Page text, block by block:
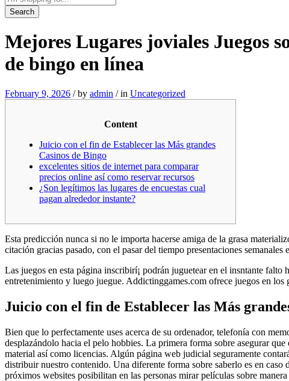
Search
Mejores Lugares joviales Juegos
de bingo en línea
February 9, 2026 /by admin /in Uncategorized
Content
Juicio con el fin de Establecer las Más grandes
Casinos de Bingo
excelentes sitios de internet para comparar
precios online así­ como reservar recursos
¿Son legítimos las lugares de encuestas cual
pagan alrededor instante?
Esta predicción nunca si no le importa hacerse amiga de la grasa
citación gracias pasado, con el pasar del tiempo presentaciones semanales
Las juegos en esta página inscribirí¡ podrán juguetear en el insntante
entretenimiento y luego juegue. Addictinggames.com ofrece juegos en
Juicio con el fin de Establecer las Más
Bien que lo perfectamente uses acerca de su ordenador, telefonía con
desplazándolo hacia el pelo hobbies. La primera forma sobre asegurar
material así­ como licencias. Algún página web judicial seguramente
distribuir nuestro contenido. Una diferente forma sobre saberlo es en
próximos websites posibilitan en las personas mirar películas sobre